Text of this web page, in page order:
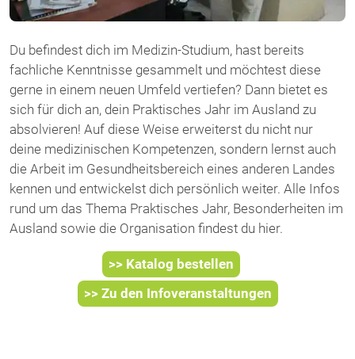
Du befindest dich im Medizin-Studium, hast bereits
fachliche Kenntnisse gesammelt und möchtest diese
gerne in einem neuen Umfeld vertiefen? Dann bietet es
sich für dich an, dein Praktisches Jahr im Ausland zu
absolvieren! Auf diese Weise erweiterst du nicht nur
deine medizinischen Kompetenzen, sondern lernst auch
die Arbeit im Gesundheitsbereich eines anderen Landes
kennen und entwickelst dich persönlich weiter. Alle Infos
rund um das Thema Praktisches Jahr, Besonderheiten im
Ausland sowie die Organisation findest du hier.
>> Katalog bestellen
>> Zu den Infoveranstaltungen